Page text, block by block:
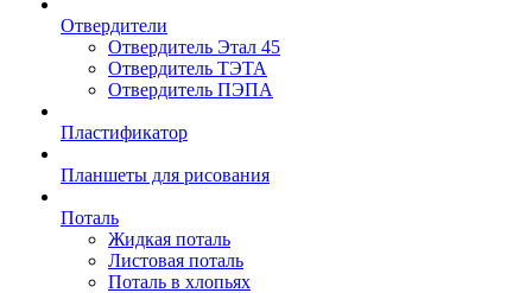
Отвердители
Отвердитель Этал 45
Отвердитель ТЭТА
Отвердитель ПЭПА
Пластификатор
Планшеты для рисования
Поталь
Жидкая поталь
Листовая поталь
Поталь в хлопьях